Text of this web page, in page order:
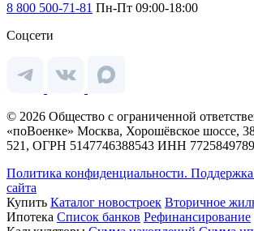
8 800 500-71-81 Пн-Пт 09:00-18:00
Соцсети
© 2026 Общество с ограниченной
«поВоенке» Москва, Хорошёвское шоссе,
521, ОГРН 5147746388543 ИНН
Политика конфиденциальности.
сайта
Купить Каталог новостроек Вторичное
Ипотека Список банков Рефинансирование